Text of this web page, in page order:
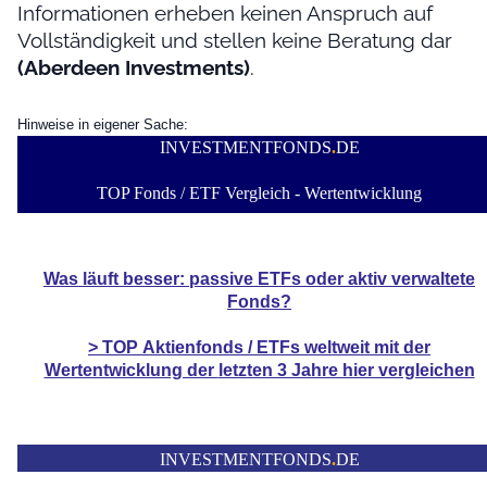
Informationen erheben keinen Anspruch auf
Vollständigkeit und stellen keine Beratung dar
(Aberdeen Investments).
Hinweise in eigener Sache:
INVESTMENTFONDS.DE
TOP Fonds / ETF Vergleich - Wertentwicklung
Was läuft besser: passive ETFs oder aktiv verwaltete
Fonds?
> TOP Aktienfonds / ETFs weltweit mit der
Wertentwicklung der letzten 3 Jahre hier vergleichen
INVESTMENTFONDS.DE